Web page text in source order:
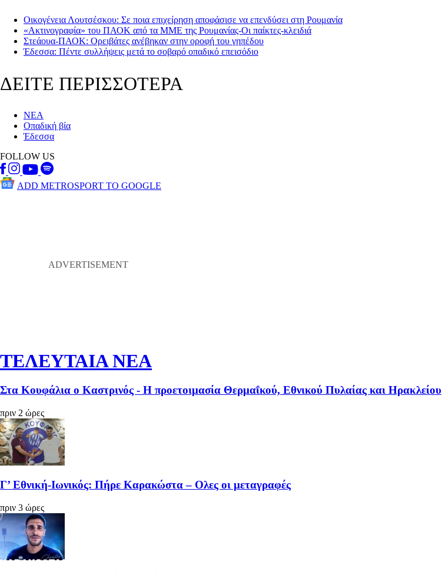
Οικογένεια Λουτσέσκου: Σε ποια επιχείρηση αποφάσισε να επενδύσει στη Ρουμανία
«Ακτινογραφία» του ΠΑΟΚ από τα ΜΜΕ της Ρουμανίας-Οι παίκτες-κλειδιά
Στεάουα-ΠΑΟΚ: Ορειβάτες ανέβηκαν στην οροφή του γηπέδου
Έδεσσα: Πέντε συλλήψεις μετά το σοβαρό οπαδικό επεισόδιο
ΔΕΙΤΕ ΠΕΡΙΣΣΟΤΕΡΑ
ΝΕΑ
Οπαδική βία
Έδεσσα
FOLLOW US
ADD METROSPORT TO GOOGLE
ΤΕΛΕΥΤΑΙΑ ΝΕΑ
Στα Κουφάλια ο Καστρινός - Η προετοιμασία Θερμαΐκού, Εθνικού Πυλαίας και Ηρακλείου
πριν 2 ώρες
Γ’ Εθνική-Ιωνικός: Πήρε Καρακώστα – Ολες οι μεταγραφές
πριν 3 ώρες